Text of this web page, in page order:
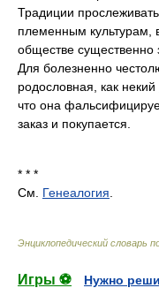
Традиции
племенным культурам,
обществе существенно
Для болезненно
родословная, как некий
что она
заказ и покупается.
* * *
См. Генеалогия
Энциклопедический словарь
Игры ⚽
Нужно